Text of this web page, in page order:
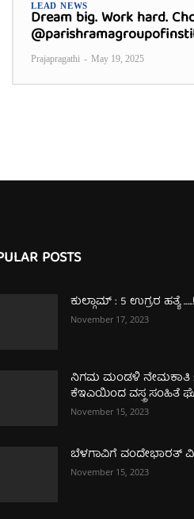
LEAD NEWS
Dream big. Work hard.
Prajapragathi - May 19, 2025
POSTS
ಕುಲ್ಗಾಮ್‌ : 5 ಉಗ್ರರ ಹತ್ಯೆ …..!
November 17, 2023
ನಿಗಮ ಮಂಡಳಿ ನೇಮಕಾತಿ :
ಕೆಇಎಯಿಂದ ವಸ್ತ್ರ ಸಂಹಿತೆ
November 15, 2023
ಬೆಳಗಾವಿಗೆ ವಂದೇಭಾರತ್‌
November 15, 2023